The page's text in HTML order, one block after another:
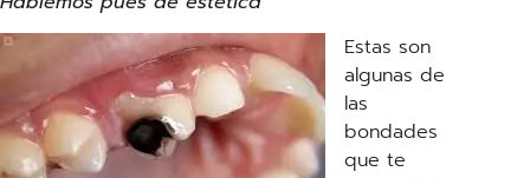
Estas son
algunas de
las
bondades
que te